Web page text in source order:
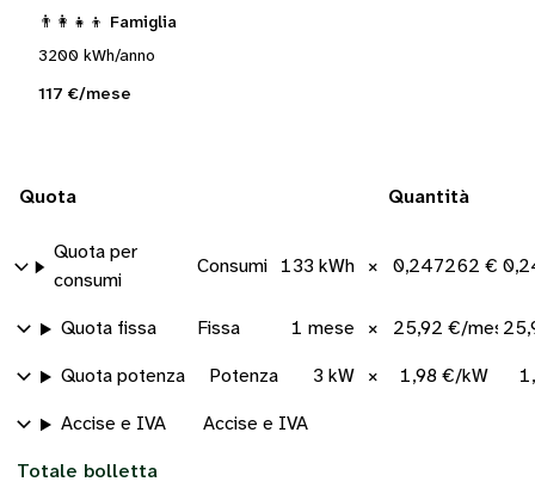
👨‍👩‍👧‍👦 Famiglia
3200 kWh/anno
117 €/mese
Quota Quantità
Quota per
consumi
Consumi 133 kWh × 0,247262 €/
Quota fissa Fissa 1 mese × 25,92 €/mese
Quota potenza Potenza 3 kW × 1,98 €/kW
Accise e IVA Accise e IVA
Totale bolletta